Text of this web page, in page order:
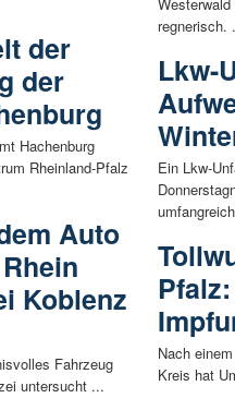
der
der
Hachenburg
Rheinland-Pfalz
Auto
Koblenz
Fahrzeug
untersucht ...
regnerisch.
Lkw-
Ein Lkw-
Nach
Kreis hat